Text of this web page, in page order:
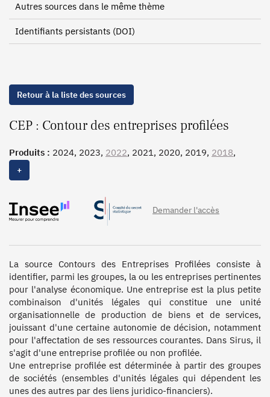
Autres sources dans le même thème
Identifiants persistants (DOI)
Retour à la liste des sources
CEP : Contour des entreprises profilées
Produits : 2024, 2023, 2022, 2021, 2020, 2019, 2018,
2017, 2016,
+
Demander l'accès
La source Contours des Entreprises Profilées consiste à
identifier, parmi les groupes, la ou les entreprises pertinentes
pour l'analyse économique. Une entreprise est la plus petite
combinaison d'unités légales qui constitue une unité
organisationnelle de production de biens et de services,
jouissant d'une certaine autonomie de décision, notamment
pour l'affectation de ses ressources courantes. Dans Sirus, il
s'agit d'une entreprise profilée ou non profilée.
Une entreprise profilée est déterminée à partir des groupes
de sociétés (ensembles d'unités légales qui dépendent les
unes des autres par des liens juridico-financiers).